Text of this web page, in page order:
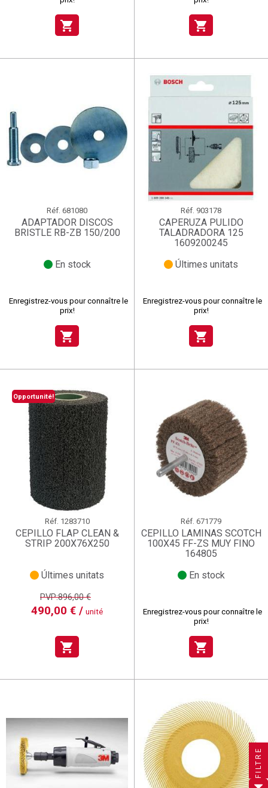
Ajouter à ma liste d'envies×
Créer une liste d'envies ×
Nom de la liste d'envies
((title)) ×
((placeholder))
Connexion ×
Vous devez être connecté pour ajouter des produits à
((title)) ×
((label))
((title)) ×
((label))
shopping_cart shopping_cart
Réf. 681080
ADAPTADOR DISCOS
BRISTLE RB-ZB 150/200
En stock
Enregistrez-vous pour connaître le
prix!
shopping_cart
Réf. 903178
CAPERUZA PULIDO
TALADRADORA 125
1609200245
Últimes unitats
Enregistrez-vous pour connaître le
prix!
shopping_cart
Opportunité!
Réf. 1283710
CEPILLO FLAP CLEAN &
STRIP 200X76X250
Últimes unitats
PVP:896,00 €
490,00 € / unité
shopping_cart
Réf. 671779
CEPILLO LAMINAS SCOTCH
100X45 FF-ZS MUY FINO
164805
En stock
Enregistrez-vous pour connaître le
prix!
shopping_cart
FILTRE